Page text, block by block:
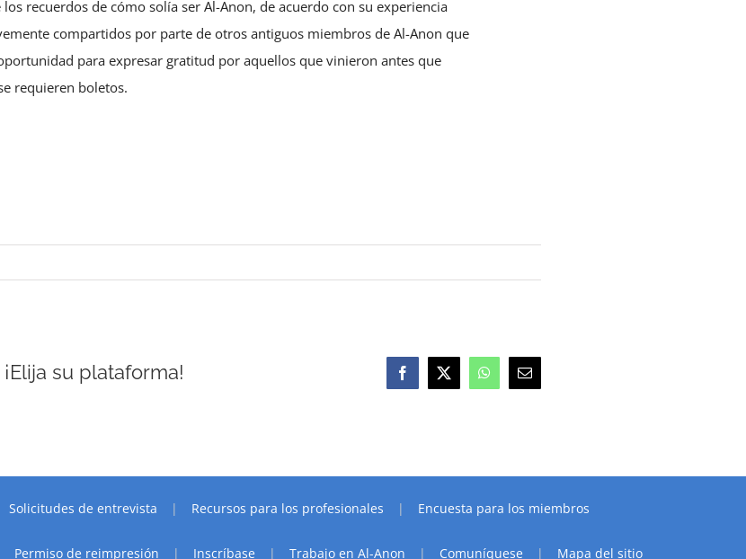
recuerdos de cómo solía ser Al-Anon, de acuerdo con su experiencia
compartidos por parte de otros antiguos miembros de Al-Anon que
para expresar gratitud por aquellos que vinieron antes que
requieren boletos.
su plataforma! Facebook
X WhatsAppEmail
Solicitudes de entrevista Recursos para los profesionales Encuesta para los miembros
Permiso de reimpresión Inscríbase Trabajo en Al-Anon Comuníquese Mapa del sitio